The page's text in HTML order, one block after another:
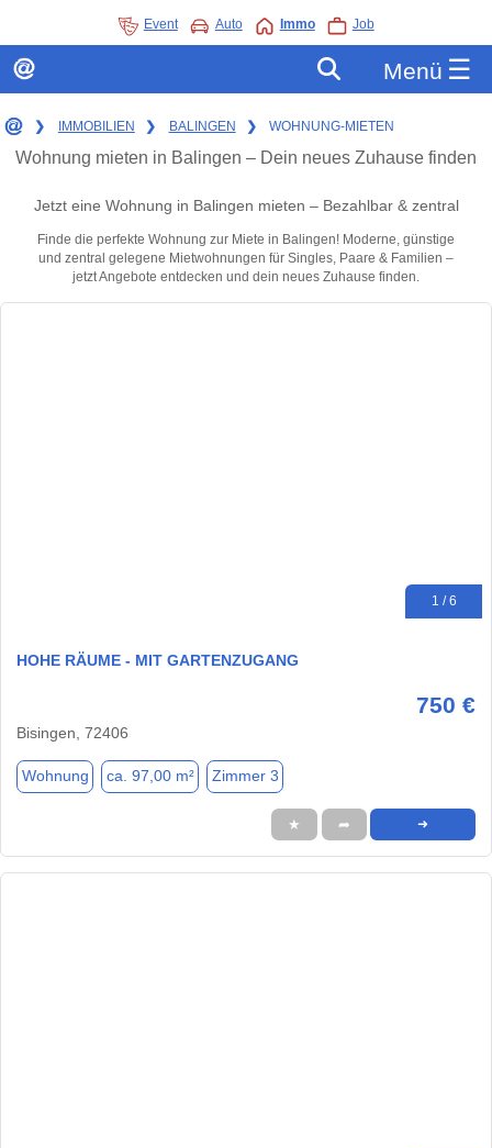
Event Auto Immo Job
Menü ☰
❯ IMMOBILIEN ❯ BALINGEN ❯ WOHNUNG-MIETEN
Wohnung mieten in Balingen – Dein neues Zuhause finden
Jetzt eine Wohnung in Balingen mieten – Bezahlbar & zentral
Finde die perfekte Wohnung zur Miete in Balingen! Moderne, günstige
und zentral gelegene Mietwohnungen für Singles, Paare & Familien –
jetzt Angebote entdecken und dein neues Zuhause finden.
1 / 6
HOHE RÄUME - MIT GARTENZUGANG
750 €
Bisingen, 72406
Wohnung ca. 97,00 m² Zimmer 3
★ ➦ ➜